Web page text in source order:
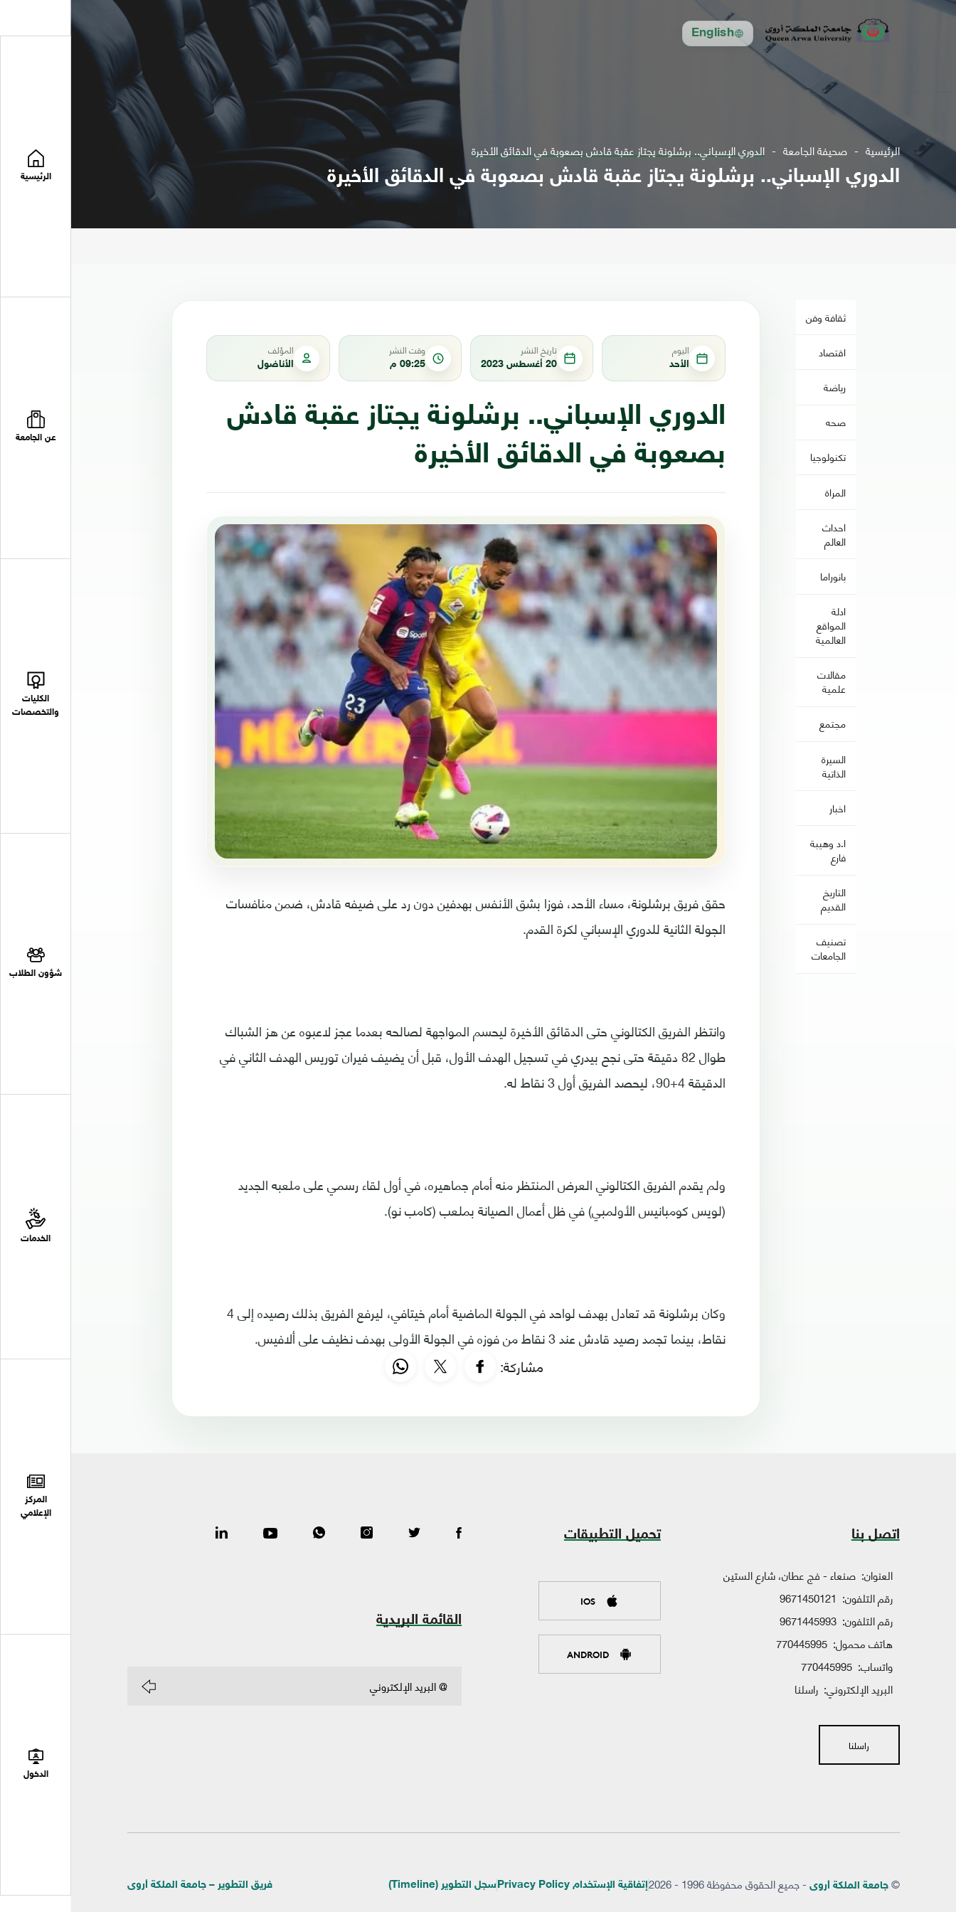
English
الرئيسية
عن الجامعة
الكليات
والتخصصات
شؤون الطلاب
الخدمات
المركز
الإعلامي
الدخول
الرئيسية صحيفة الجامعة الدوري الإسباني.. برشلونة يجتاز عقبة قادش بصعوبة في الدقائق الأخيرة
الدوري الإسباني.. برشلونة يجتاز عقبة قادش بصعوبة في الدقائق الأخيرة
ثقافة وفن
اقتصاد
رياضة
صحه
تكنولوجيا
المراة
احداث
العالم
بانوراما
ادلة
المواقع
العالمية
مقالات
علمية
مجتمع
السيرة
الذاتية
اخبار
ا.د وهيبة
فارع
التاريخ
القديم
تصنيف
الجامعات
اليوم
الأحد
تاريخ النشر
20 أغسطس 2023
وقت النشر
09:25 م
المؤلف
الأناضول
الدوري الإسباني.. برشلونة يجتاز عقبة قادش
بصعوبة في الدقائق الأخيرة
حقق فريق برشلونة، مساء الأحد، فوزا بشق الأنفس بهدفين دون رد على ضيفه قادش، ضمن منافسات
الجولة الثانية للدوري الإسباني لكرة القدم.
وانتظر الفريق الكتالوني حتى الدقائق الأخيرة ليحسم المواجهة لصالحه بعدما عجز لاعبوه عن هز الشباك
طوال 82 دقيقة حتى نجح بيدري في تسجيل الهدف الأول، قبل أن يضيف فيران توريس الهدف الثاني في
الدقيقة 4+90، ليحصد الفريق أول 3 نقاط له.
ولم يقدم الفريق الكتالوني العرض المنتظر منه أمام جماهيره، في أول لقاء رسمي على ملعبه الجديد
(لويس كومبانيس الأولمبي) في ظل أعمال الصيانة بملعب (كامب نو).
وكان برشلونة قد تعادل بهدف لواحد في الجولة الماضية أمام خيتافي، ليرفع الفريق بذلك رصيده إلى 4
نقاط، بينما تجمد رصيد قادش عند 3 نقاط من فوزه في الجولة الأولى بهدف نظيف على ألافيس.
مشاركة:
اتصل بنا
العنوان: صنعاء - فج عطان، شارع الستين
رقم التلفون: 9671450121
رقم التلفون: 9671445993
هاتف محمول: 770445995
واتساب: 770445995
البريد الإلكتروني: راسلنا
راسلنا
تحميل التطبيقات
IOS
ANDROID
القائمة البريدية
©جامعة الملكة أروى - جميع الحقوق محفوظة 1996 - 2026 إتفاقية الإستخدام Privacy Policy سجل التطوير (Timeline) فريق التطوير – جامعة الملكة أروى